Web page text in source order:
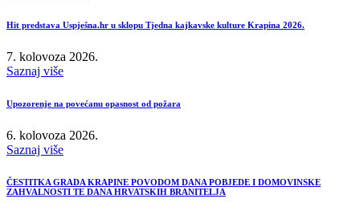
Hit predstava Uspješna.hr u sklopu Tjedna kajkavske kulture Krapina 2026.
7. kolovoza 2026.
Saznaj više
Upozorenje na povećanu opasnost od požara
6. kolovoza 2026.
Saznaj više
ČESTITKA GRADA KRAPINE POVODOM DANA POBJEDE I DOMOVINSKE
ZAHVALNOSTI TE DANA HRVATSKIH BRANITELJA